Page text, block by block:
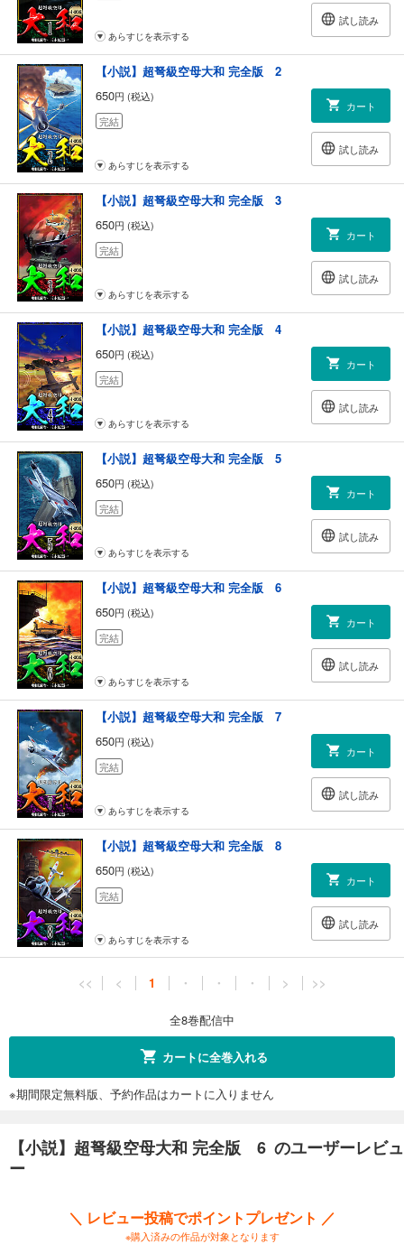
初版：歴史群像新書（学習研究社）1998年
試し読み
あらすじを表示する
【小説】超弩級空母大和 完全版 2
650円 (税込)
完結
カート
試し読み
あらすじを表示する
【小説】超弩級空母大和 完全版 3
650円 (税込)
完結
カート
試し読み
あらすじを表示する
【小説】超弩級空母大和 完全版 4
650円 (税込)
完結
カート
試し読み
あらすじを表示する
【小説】超弩級空母大和 完全版 5
650円 (税込)
完結
カート
試し読み
あらすじを表示する
【小説】超弩級空母大和 完全版 6
650円 (税込)
完結
カート
試し読み
あらすじを表示する
【小説】超弩級空母大和 完全版 7
650円 (税込)
完結
カート
試し読み
あらすじを表示する
【小説】超弩級空母大和 完全版 8
650円 (税込)
完結
カート
試し読み
あらすじを表示する
<< < 1 ・ ・ ・ > >>
全8巻配信中
カートに全巻入れる
※期間限定無料版、予約作品はカートに入りません
【小説】超弩級空母大和 完全版 6 のユーザーレビュ
ー
＼ レビュー投稿でポイントプレゼント ／
※購入済みの作品が対象となります